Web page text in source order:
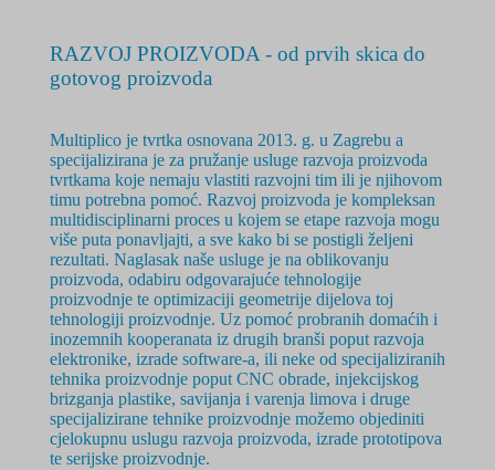
RAZVOJ PROIZVODA - od prvih skica do
gotovog proizvoda
Multiplico je tvrtka osnovana 2013. g. u Zagrebu a
specijalizirana je za pružanje usluge razvoja proizvoda
tvrtkama koje nemaju vlastiti razvojni tim ili je njihovom
timu potrebna pomoć. Razvoj proizvoda je kompleksan
multidisciplinarni proces u kojem se etape razvoja mogu
više puta ponavljajti, a sve kako bi se postigli željeni
rezultati. Naglasak naše usluge je na oblikovanju
proizvoda, odabiru odgovarajuće tehnologije
proizvodnje te optimizaciji geometrije dijelova toj
tehnologiji proizvodnje. Uz pomoć probranih domaćih i
inozemnih kooperanata iz drugih branši poput razvoja
elektronike, izrade software-a, ili neke od specijaliziranih
tehnika proizvodnje poput CNC obrade, injekcijskog
brizganja plastike, savijanja i varenja limova i druge
specijalizirane tehnike proizvodnje možemo objediniti
cjelokupnu uslugu razvoja proizvoda, izrade prototipova
te serijske proizvodnje.